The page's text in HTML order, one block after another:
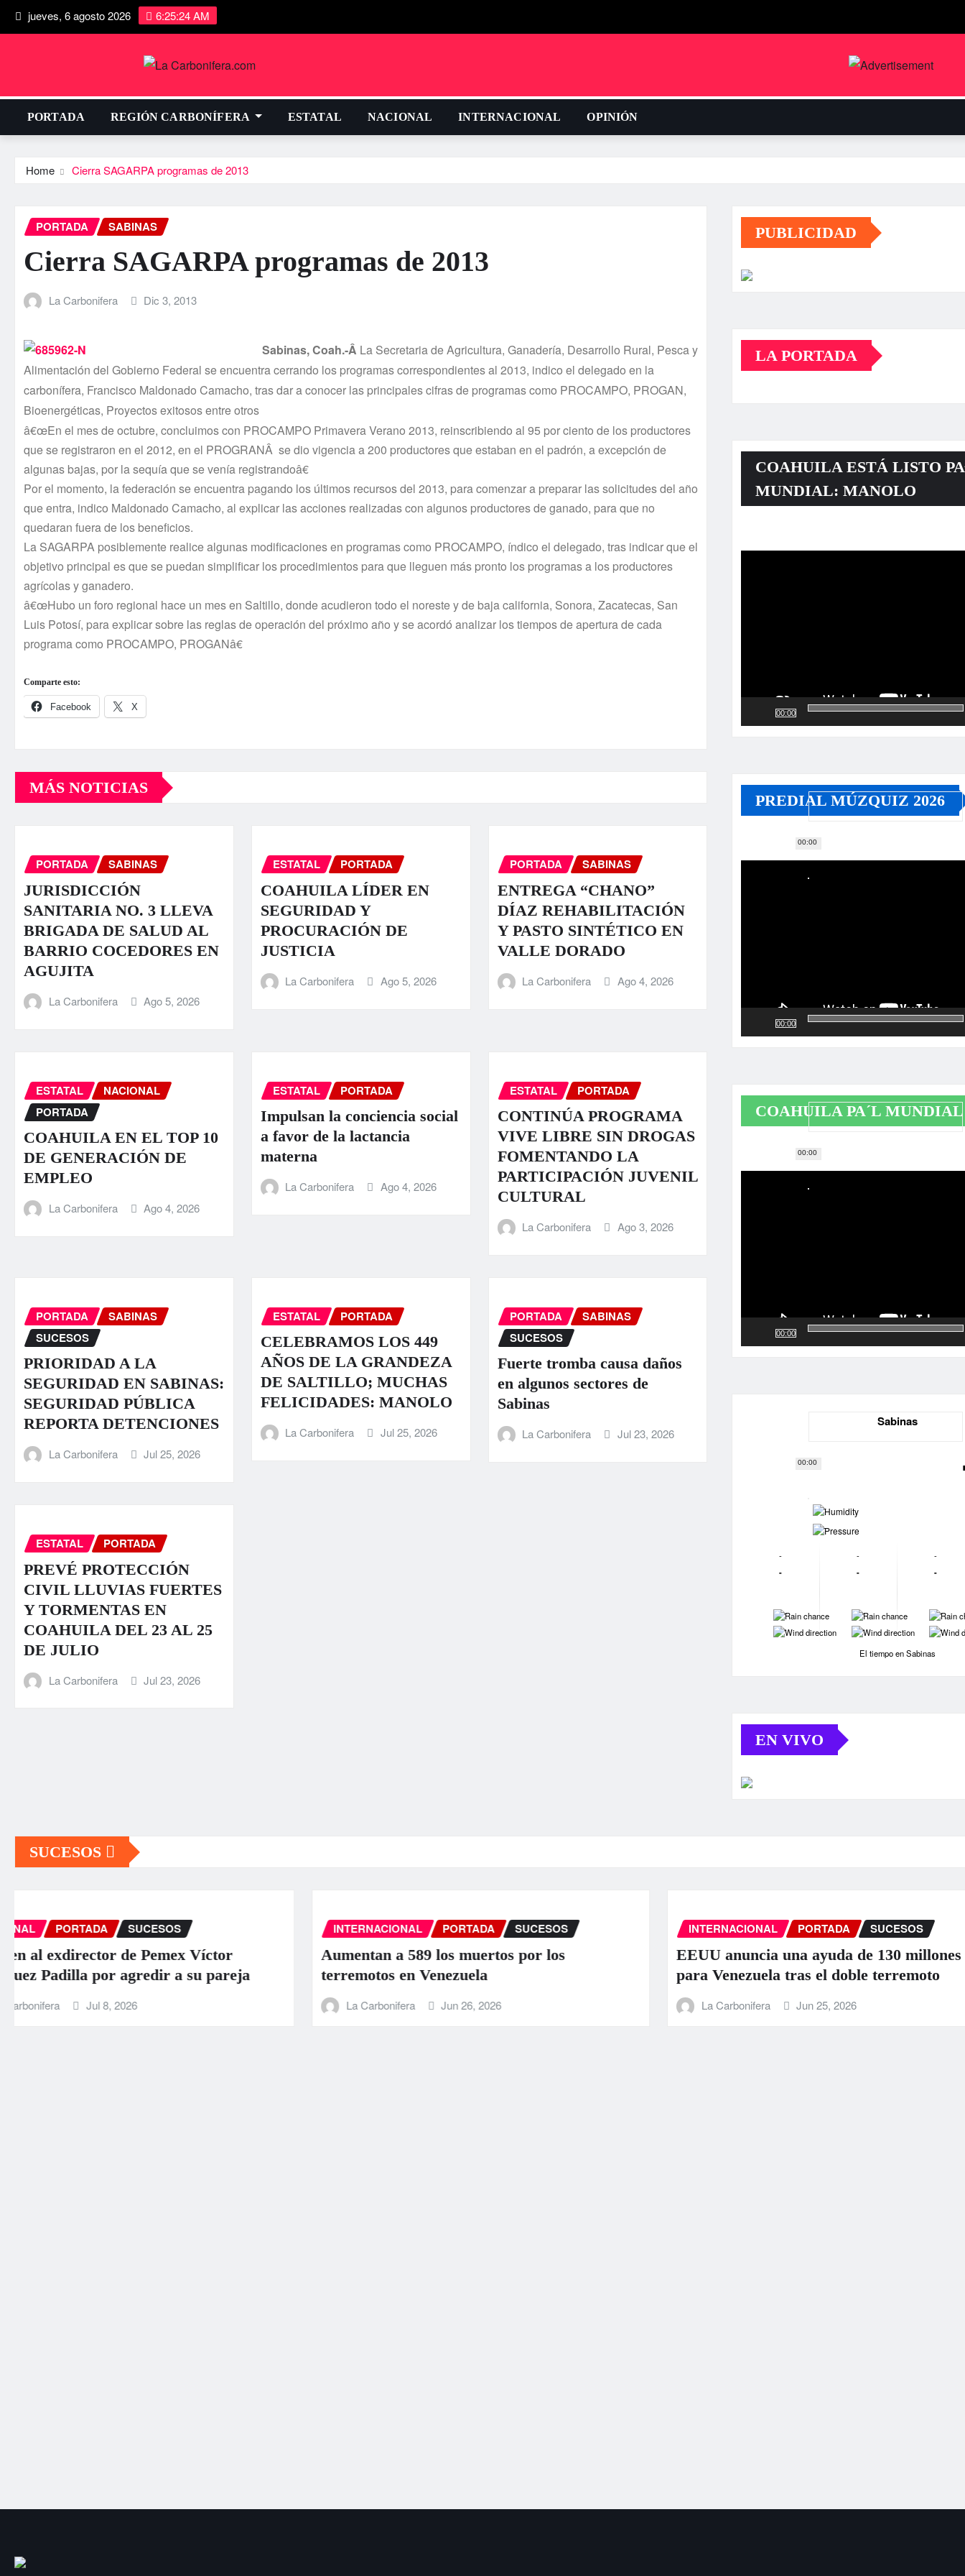
jueves, 6 agosto 2026 6:25:25 AM
PORTADA REGIÓN CARBONÍFERA ESTATAL NACIONAL INTERNACIONAL OPINIÓN
Home Cierra SAGARPA programas de 2013
PORTADA SABINAS
Cierra SAGARPA programas de 2013
La Carbonifera Dic 3, 2013
Sabinas, Coah.-Â La Secretaria de Agricultura, Ganaderí­a, Desarrollo Rural, Pesca y
Alimentación del Gobierno Federal se encuentra cerrando los programas correspondientes al 2013, indico el delegado en la
carboní­fera, Francisco Maldonado Camacho, tras dar a conocer las principales cifras de programas como PROCAMPO, PROGAN,
Bioenergéticas, Proyectos exitosos entre otros
â€œEn el mes de octubre, concluimos con PROCAMPO Primavera Verano 2013, reinscribiendo al 95 por ciento de los productores
que se registraron en el 2012, en el PROGRANÂ se dio vigencia a 200 productores que estaban en el padrón, a excepción de
algunas bajas, por la sequí­a que se vení­a registrandoâ€
Por el momento, la federación se encuentra pagando los últimos recursos del 2013, para comenzar a preparar las solicitudes del año
que entra, indico Maldonado Camacho, al explicar las acciones realizadas con algunos productores de ganado, para que no
quedaran fuera de los beneficios.
La SAGARPA posiblemente realice algunas modificaciones en programas como PROCAMPO, í­ndico el delegado, tras indicar que el
objetivo principal es que se puedan simplificar los procedimientos para que lleguen más pronto los programas a los productores
agrí­colas y ganadero.
â€œHubo un foro regional hace un mes en Saltillo, donde acudieron todo el noreste y de baja california, Sonora, Zacatecas, San
Luis Potosí­, para explicar sobre las reglas de operación del próximo año y se acordó analizar los tiempos de apertura de cada
programa como PROCAMPO, PROGANâ€
Comparte esto:
Facebook X
MÁS NOTICIAS
PORTADA SABINAS
JURISDICCIÓN
SANITARIA NO. 3 LLEVA
BRIGADA DE SALUD AL
BARRIO COCEDORES EN
AGUJITA
La Carbonifera Ago 5, 2026
ESTATAL PORTADA
COAHUILA LÍDER EN
SEGURIDAD Y
PROCURACIÓN DE
JUSTICIA
La Carbonifera Ago 5, 2026
PORTADA SABINAS
ENTREGA “CHANO”
DÍAZ REHABILITACIÓN
Y PASTO SINTÉTICO EN
VALLE DORADO
La Carbonifera Ago 4, 2026
ESTATAL
NACIONAL
PORTADA
COAHUILA EN EL TOP 10
DE GENERACIÓN DE
EMPLEO
La Carbonifera Ago 4, 2026
ESTATAL PORTADA
Impulsan la conciencia social
a favor de la lactancia
materna
La Carbonifera Ago 4, 2026
ESTATAL PORTADA
CONTINÚA PROGRAMA
VIVE LIBRE SIN DROGAS
FOMENTANDO LA
PARTICIPACIÓN JUVENIL
CULTURAL
La Carbonifera Ago 3, 2026
PORTADA
SABINAS
SUCESOS
PRIORIDAD A LA
SEGURIDAD EN SABINAS:
SEGURIDAD PÚBLICA
REPORTA DETENCIONES
La Carbonifera Jul 25, 2026
ESTATAL PORTADA
CELEBRAMOS LOS 449
AÑOS DE LA GRANDEZA
DE SALTILLO; MUCHAS
FELICIDADES: MANOLO
La Carbonifera Jul 25, 2026
PORTADA
SABINAS
SUCESOS
Fuerte tromba causa daños
en algunos sectores de
Sabinas
La Carbonifera Jul 23, 2026
ESTATAL PORTADA
PREVÉ PROTECCIÓN
CIVIL LLUVIAS FUERTES
Y TORMENTAS EN
COAHUILA DEL 23 AL 25
DE JULIO
La Carbonifera Jul 23, 2026
PUBLICIDAD
LA PORTADA
COAHUILA ESTÁ LISTO
MUNDIAL: MANOLO
00:00
00:00
PREDIAL MÚZQUIZ 2026
Reproductor
00:00
00:00
COAHUILA PA´L MUNDIAL
Reproductor
00:00
00:00
Sabinas
-
-
-
-
-
-
-
-
-
-
-
-
-
-
El tiempo en Sabinas
EN VIVO
SUCESOS
INTERNACIONAL PORTADA
Aumentan a 589 los muertos por los
terremotos en Venezuela
La Carbonifera
INTERNACIONAL PORTADA
EEUU anuncia una ayuda de 130 millones
para Venezuela tras el doble terremoto
La Carbonifera
INTERNACIONAL PORTADA
La ONU llama a la
ante los “devastadores”